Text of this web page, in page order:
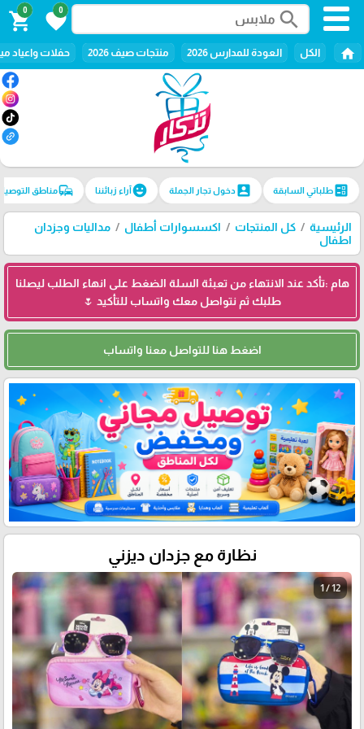
search
0
favorite
0
shopping_cart
home الكل العودة للمدارس 2026 منتجات صيف 2026 حفلات واعياد
ballotطلباتي السابقة account_boxدخول تجار الجملة emoji_emotionsآراء زبائننا commuteمناطق
الرئيسية كل المنتجات اكسسوارات أطفال
مداليات وجزدان
اطفال
هام :تأكد عند الانتهاء من تعبئة السلة الضغط على انهاء الطلب ليصلنا
طلبك ثم نتواصل معك واتساب للتأكيد 🌷
اضغط هنا للتواصل معنا واتساب
نظارة مع جزدان ديزني
1 / 12